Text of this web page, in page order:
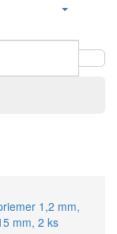
1,2 mm,
mm, 2 ks